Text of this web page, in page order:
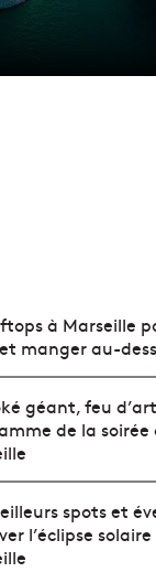
à Marseille
manger au-
géant, feu
de la soirée
spots et
l’éclipse